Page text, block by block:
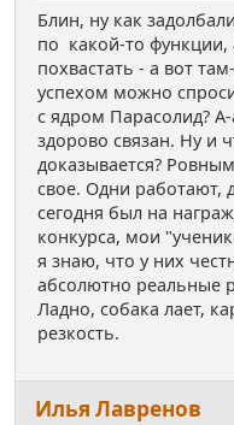
Блин, ну как
по какой-то функции,
похвастать - а вот
успехом можно
с ядром Парасолид?
здорово связан. Ну и
доказывается?
свое. Одни работают,
сегодня был на
конкурса, мои
я знаю, что у них
абсолютно реальные
Ладно, собака лает,
резкость.
Илья Лавренов